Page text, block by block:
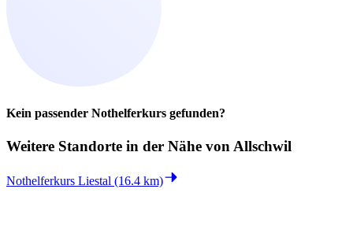
Kein passender Nothelferkurs gefunden?
Weitere Standorte in der Nähe von Allschwil
Nothelferkurs Liestal (16.4 km)